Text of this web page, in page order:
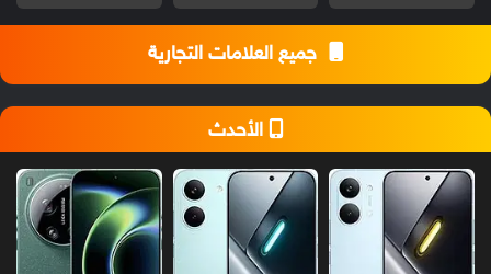
جميع العلامات التجارية
الأحدث